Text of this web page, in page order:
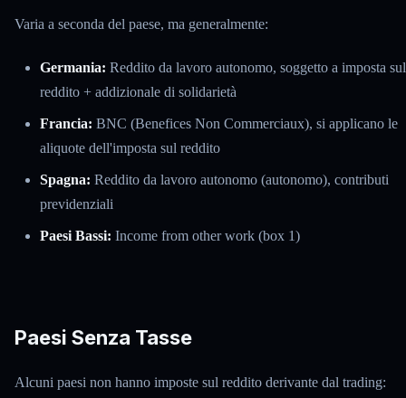
Varia a seconda del paese, ma generalmente:
Germania: Reddito da lavoro autonomo, soggetto a imposta sul
reddito + addizionale di solidarietà
Francia: BNC (Benefices Non Commerciaux), si applicano le
aliquote dell'imposta sul reddito
Spagna: Reddito da lavoro autonomo (autonomo), contributi
previdenziali
Paesi Bassi: Income from other work (box 1)
Paesi Senza Tasse
Alcuni paesi non hanno imposte sul reddito derivante dal trading: